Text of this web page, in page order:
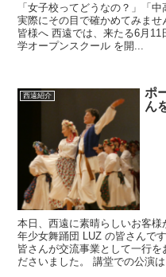
「女子校ってどうなの？」「
実際にその目で確かめてみま
皆様へ 西遠では、来たる6
学オープンスクール を開...
西遠紹介
ポ
ん
本日、西遠に素晴らしいお客
年少女舞踊団 LUZ の皆さんで
皆さんが交流事業として一行を
ださいました。 講堂での公演